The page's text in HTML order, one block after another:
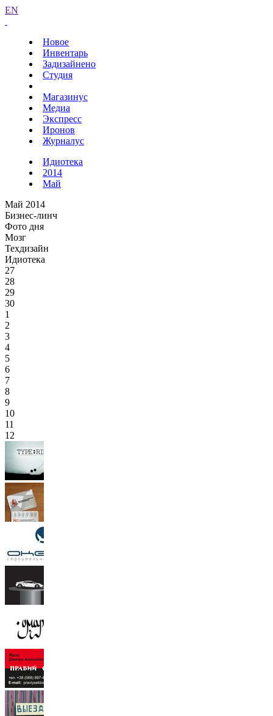
EN
Новое
Инвентарь
Задизайнено
Студия
Магазинус
Медиа
Экспресс
Иронов
Журналус
Идиотека
2014
Май
Май 2014
Бизнес-линч
Фото дня
Мозг
Техдизайн
Идиотека
27
28
29
30
1
2
3
4
5
6
7
8
9
10
11
12